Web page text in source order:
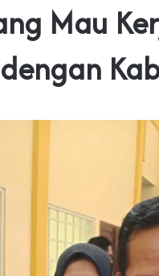
Mau